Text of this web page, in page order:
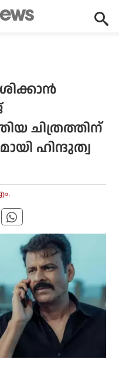
ചിത്രത്തിന്
ഹിന്ദുത്വ